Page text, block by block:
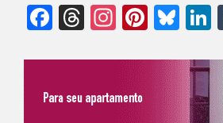
Facebook
Threads